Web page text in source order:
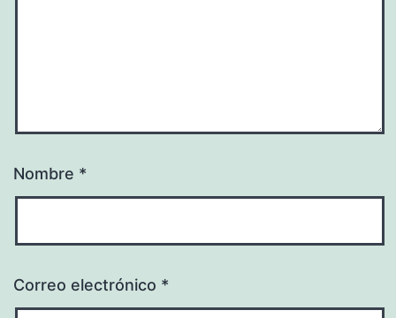
Nombre *
Correo electrónico *